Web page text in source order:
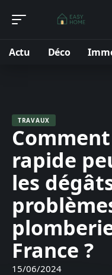
Actu Déco
TRAVAUX
rapide
les
France ?
15/06/2024